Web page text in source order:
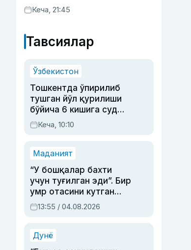
Кеча, 21:45
Тавсиялар
Ўзбекистон
Тошкентда ўпирилиб
тушган йўл қурилиши
бўйича 6 кишига суд
ҳукми ўқилди
Кеча, 10:10
Маданият
“У бошқалар бахти
учун туғилган эди”. Бир
умр отасини кутган
актриса ва дубльяж
устаси Римма
синовларга тўла ҳаёти
13:55 / 04.08.2026
Дунё